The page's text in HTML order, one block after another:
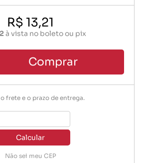
R$ 13,21
à vista no boleto ou pix
Comprar
frete e o prazo de entrega.
Calcular
Não sei meu CEP